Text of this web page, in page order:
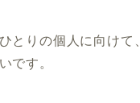
とりの個人に向けて
です。